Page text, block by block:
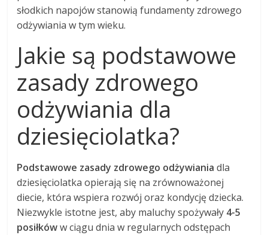
słodkich napojów stanowią fundamenty zdrowego
odżywiania w tym wieku.
Jakie są podstawowe
zasady zdrowego
odżywiania dla
dziesięciolatka?
Podstawowe zasady zdrowego odżywiania dla
dziesięciolatka opierają się na zrównoważonej
diecie, która wspiera rozwój oraz kondycję dziecka.
Niezwykle istotne jest, aby maluchy spożywały 4-5
posiłkóww ciągu dnia w regularnych odstępach